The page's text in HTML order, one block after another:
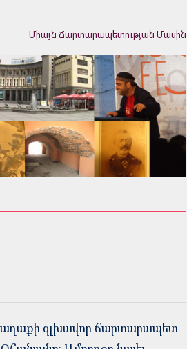
Միայն Ճարտարապետության Մասին
քաղաքի գլխավոր ճարտարապետ